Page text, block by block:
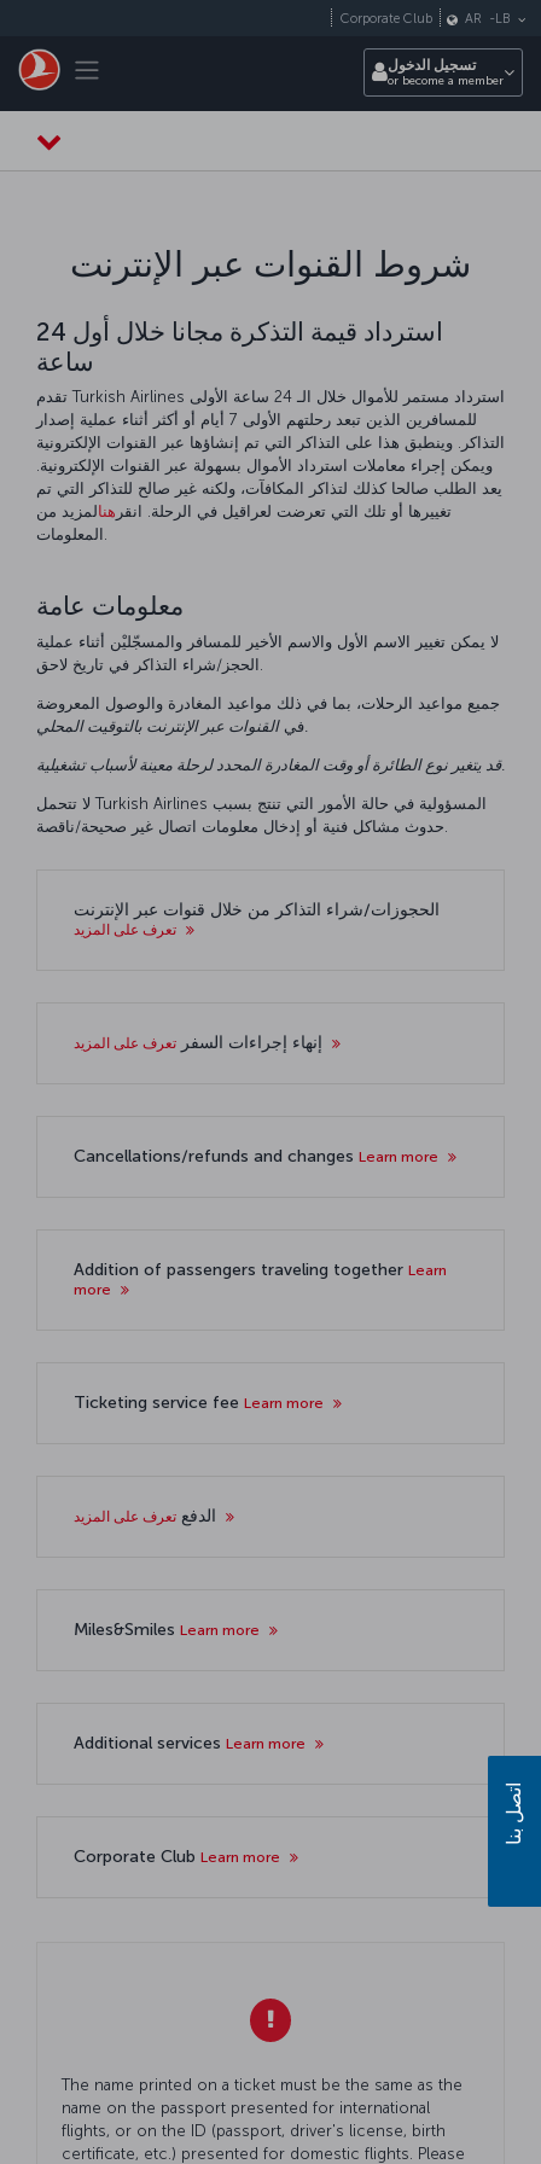
Toggle navigation
Corporate Club AR - LB
تسجيل الدخول
or become a member
شروط القنوات عبر الإنترنت
استرداد قيمة التذكرة مجانا خلال أول 24
ساعة
تقدم Turkish Airlines استرداد مستمر للأموال خلال الـ 24 ساعة الأولى
للمسافرين الذين تبعد رحلتهم الأولى 7 أيام أو أكثر أثناء عملية إصدار
التذاكر. وينطبق هذا على التذاكر التي تم إنشاؤها عبر القنوات الإلكترونية
ويمكن إجراء معاملات استرداد الأموال بسهولة عبر القنوات الإلكترونية.
يعد الطلب صالحا كذلك لتذاكر المكافآت، ولكنه غير صالح للتذاكر التي تم
تغييرها أو تلك التي تعرضت لعراقيل في الرحلة. انقر هنالمزيد من
المعلومات.
معلومات عامة
لا يمكن تغيير الاسم الأول والاسم الأخير للمسافر والمسجّليْن أثناء عملية
جميع مواعيد الرحلات، بما في ذلك مواعيد المغادرة والوصول المعروضة
فيالقنوات عبر الإنترنت
قد يتغير نوع الطائرة أو وقت المغادرة المحدد لرحلة معينة لأسباب تشغيلية.
لا تتحمل Turkish Airlines المسؤولية في حالة الأمور التي تنتج بسبب
الحجوزات/شراء التذاكر من خلال قنوات عبر الإنترنت
إنهاء إجراءات السفر
Cancellations/refunds and changes Learn more
Addition of passengers traveling together Learn
more
Ticketing service fee Learn more
الدفع
Miles&Smiles Learn more
Additional services Learn more
Corporate Club Learn more
The name printed on a ticket must be the same as the
name on the passport presented for international
flights, or on the ID (passport, driver's license, birth
certificate, etc.) presented for domestic flights. Please
اتصل بنا